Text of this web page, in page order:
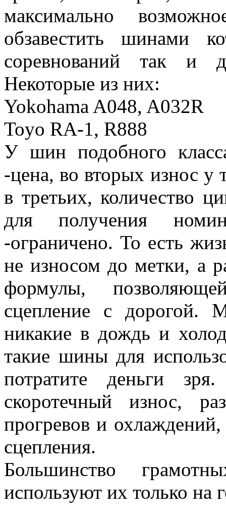
максимально
обзавестить шинами
соревнований так и
Некоторые из них:
Yokohama A048, A032R
Toyo RA-1, R888
У шин подобного
-цена, во вторых износ
в третьих, количество
для получения
-ограничено. То есть
не износом до метки, а
формулы,
сцепление с дорогой.
никакие в дождь и
такие шины для
потратите деньги
скоротечный износ,
прогревов и
сцепления.
Большинство
используют их только на